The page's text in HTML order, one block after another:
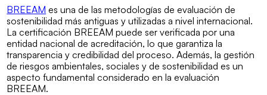
BREEAM es una de las metodologías de evaluación de
sostenibilidad más antiguas y utilizadas a nivel internacional.
La certificación BREEAM puede ser verificada por una
entidad nacional de acreditación, lo que garantiza la
transparencia y credibilidad del proceso. Además, la gestión
de riesgos ambientales, sociales y de sostenibilidad es un
aspecto fundamental considerado en la evaluación
BREEAM.